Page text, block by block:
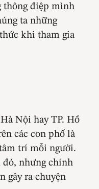
thông điệp mình
ta những
khi tham gia
Nội hay TP. Hồ
các con phố là
trí mỗi người.
đó, nhưng chính
gây ra chuyện